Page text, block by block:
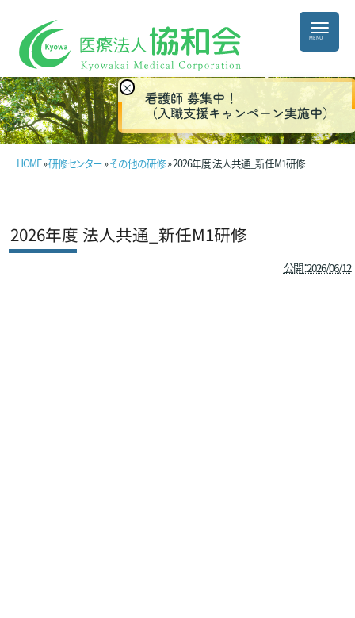
HOME»研修センター»その他の研修» 2026年度 法人共通_新任M1研修
2026年度 法人共通_新任M1研修
公開：2026/06/12
×
看護師 募集中！
（入職支援キャンペーン実施中）